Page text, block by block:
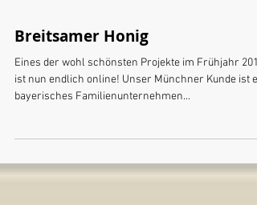
Breitsamer Honig
Eines der wohl schönsten Projekte im Frühjahr 2018
bayerisches Familienunternehmen...